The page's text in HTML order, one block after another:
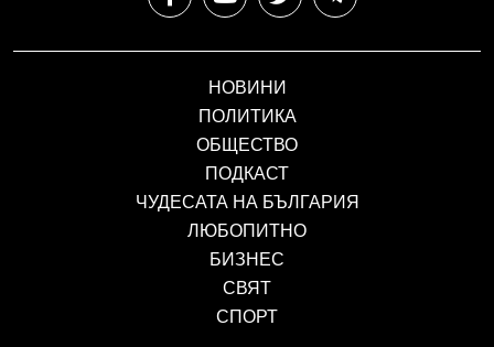
НОВИНИ
ПОЛИТИКА
ОБЩЕСТВО
ПОДКАСТ
ЧУДЕСАТА НА БЪЛГАРИЯ
ЛЮБОПИТНО
БИЗНЕС
СВЯТ
СПОРТ